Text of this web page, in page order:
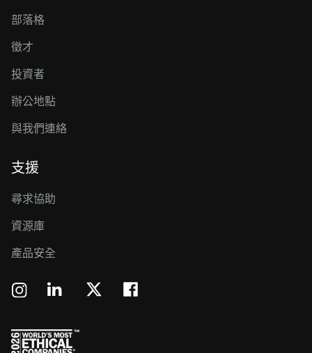
部落格
徵才
投資者
辦公地點
與我們連絡
支援
尋求協助
資源庫
產品安全